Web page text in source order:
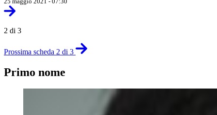
2 di 3
Prossima scheda 2 di 3
Primo nome